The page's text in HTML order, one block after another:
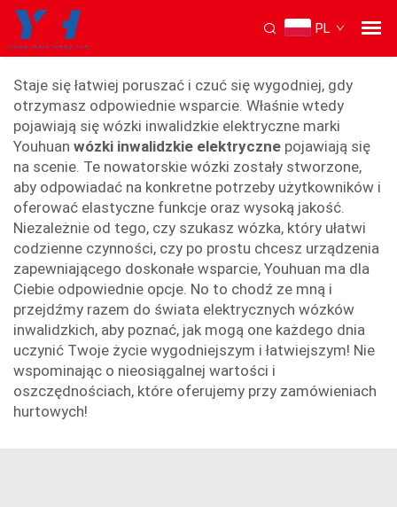
PL
elektryczny fotel inwalidzki
Staje się łatwiej poruszać i czuć się wygodniej, gdy
otrzymasz odpowiednie wsparcie. Właśnie wtedy
pojawiają się wózki inwalidzkie elektryczne marki
Youhuan wózki inwalidzkie elektryczne pojawiają się
na scenie. Te nowatorskie wózki zostały stworzone,
aby odpowiadać na konkretne potrzeby użytkowników i
oferować elastyczne funkcje oraz wysoką jakość.
Niezależnie od tego, czy szukasz wózka, który ułatwi
codzienne czynności, czy po prostu chcesz urządzenia
zapewniającego doskonałe wsparcie, Youhuan ma dla
Ciebie odpowiednie opcje. No to chodź ze mną i
przejdźmy razem do świata elektrycznych wózków
inwalidzkich, aby poznać, jak mogą one każdego dnia
uczynić Twoje życie wygodniejszym i łatwiejszym! Nie
wspominając o nieosiągalnej wartości i
oszczędnościach, które oferujemy przy zamówieniach
hurtowych!